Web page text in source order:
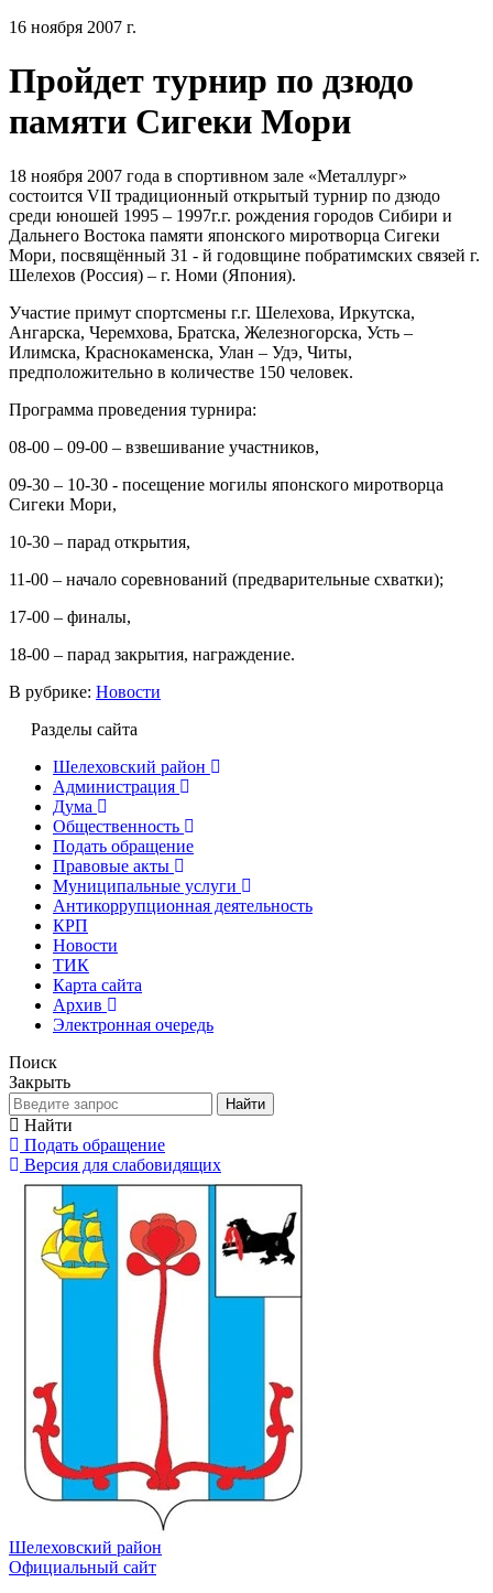
16 ноября 2007 г.
Пройдет турнир по дзюдо
памяти Сигеки Мори
18 ноября 2007 года в спортивном зале «Металлург»
состоится VII традиционный открытый турнир по дзюдо
среди юношей 1995 – 1997г.г. рождения городов Сибири и
Дальнего Востока памяти японского миротворца Сигеки
Мори, посвящённый 31 - й годовщине побратимских связей г.
Шелехов (Россия) – г. Номи (Япония).
Участие примут спортсмены г.г. Шелехова, Иркутска,
Ангарска, Черемхова, Братска, Железногорска, Усть –
Илимска, Краснокаменска, Улан – Удэ, Читы,
предположительно в количестве 150 человек.
Программа проведения турнира:
08-00 – 09-00 – взвешивание участников,
09-30 – 10-30 - посещение могилы японского миротворца
Сигеки Мори,
10-30 – парад открытия,
11-00 – начало соревнований (предварительные схватки);
17-00 – финалы,
18-00 – парад закрытия, награждение.
В рубрике: Новости
Разделы сайта
Шелеховский район
Администрация
Дума
Общественность
Подать обращение
Правовые акты
Муниципальные услуги
Антикоррупционная деятельность
КРП
Новости
ТИК
Карта сайта
Архив
Электронная очередь
Поиск
Закрыть
Найти
Найти
Подать обращение
Версия для слабовидящих
Шелеховский район
Официальный сайт